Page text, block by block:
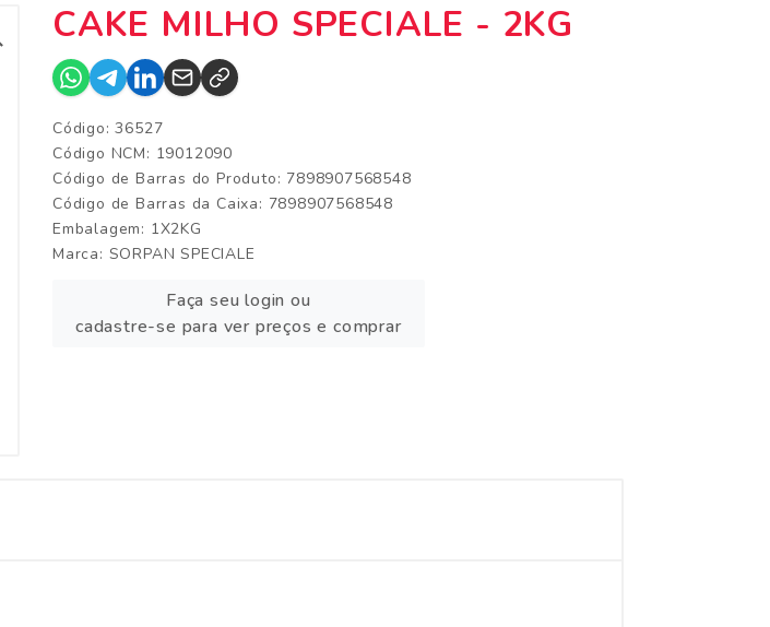
CAKE MILHO SPECIALE - 2KG
Código: 36527
Código NCM: 19012090
Código de Barras do Produto: 7898907568548
Código de Barras da Caixa: 7898907568548
Embalagem: 1X2KG
Marca: SORPAN SPECIALE
Faça seu login ou
cadastre-se para ver preços e comprar